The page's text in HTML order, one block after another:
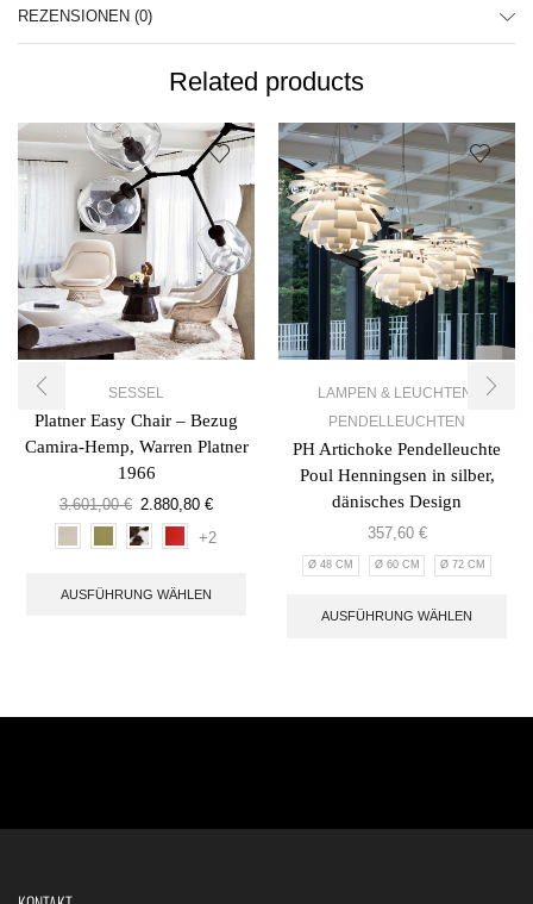
REZENSIONEN (0)
Related products
SESSEL
Platner Easy Chair – Bezug
Camira-Hemp, Warren Platner
1966
3.601,00€ 2.880,80 €
+2
AUSFÜHRUNG WÄHLEN
LAMPEN & LEUCHTEN
PENDELLEUCHTEN
PH Artichoke Pendelleuchte
Poul Henningsen in silber,
dänisches Design
357,60 €
Ø 48 CM Ø 60 CM Ø 72 CM
AUSFÜHRUNG WÄHLEN